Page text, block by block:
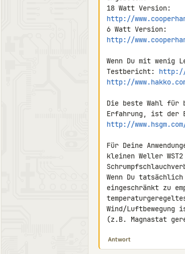
http://
http://
Wenn Du mit wenig
Testbericht: http://
http://
Die beste Wahl für
http://
Für Deine
kleinen Weller
Wenn Du
eingeschränkt zu
Wind/Luftbewegung
(z.B. Magnastat
Antwort